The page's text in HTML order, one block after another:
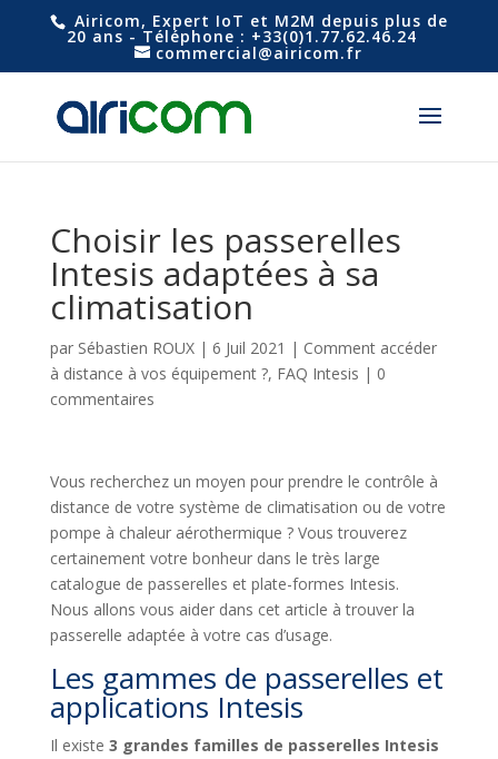
Airicom, Expert IoT et M2M depuis plus de
20 ans - Téléphone : +33(0)1.77.62.46.24
commercial@airicom.fr
Choisir les passerelles
Intesis adaptées à sa
climatisation
par Sébastien ROUX| 6 Juil 2021 | Comment accéder
à distance à vos équipement ?, FAQ Intesis | 0
commentaires
Vous recherchez un moyen pour prendre le contrôle à
distance de votre système de climatisation ou de votre
pompe à chaleur aérothermique ? Vous trouverez
certainement votre bonheur dans le très large
catalogue de passerelles et plate-formes Intesis.
Nous allons vous aider dans cet article à trouver la
passerelle adaptée à votre cas d’usage.
Les gammes de passerelles et
applications Intesis
Il existe 3 grandes familles de passerelles Intesis